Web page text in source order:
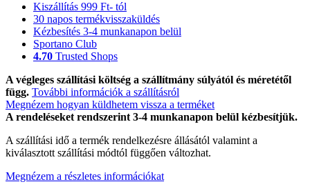
Kiszállítás 999 Ft- tól
30 napos termékvisszaküldés
Kézbesítés 3-4 munkanapon belül
Sportano Club
4.70 Trusted Shops
A végleges szállítási költség a szállítmány súlyától és méretétől
függ. További információk a szállításról
Megnézem hogyan küldhetem vissza a terméket
A rendeléseket rendszerint 3-4 munkanapon belül kézbesítjük.
A szállítási idő a termék rendelkezésre állásától valamint a
kiválasztott szállítási módtól függően változhat.
Megnézem a részletes információkat